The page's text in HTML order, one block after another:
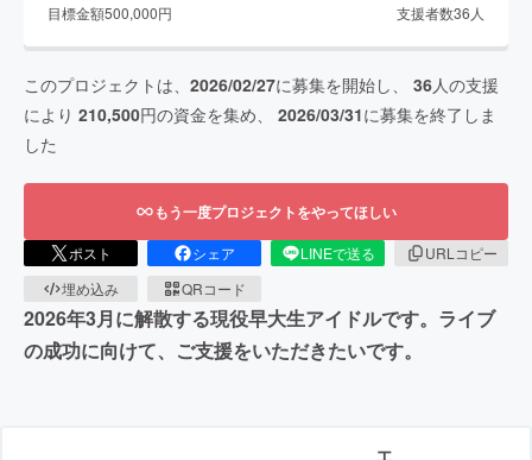
目標金額500,000円 支援者数36 人
このプロジェクトは、 2026/02/27に募集を開始し、 36人の支援
により 210,500円の資金を集め、 2026/03/31に募集を終了しま
した
もう一度プロジェクトをやってほしい
ポスト シェア LINEで送る
URLコピー
埋め込み
QRコード
2026年3月に解散する現役早大生アイドルです。ライブ
の成功に向けて、ご支援をいただきたいです。